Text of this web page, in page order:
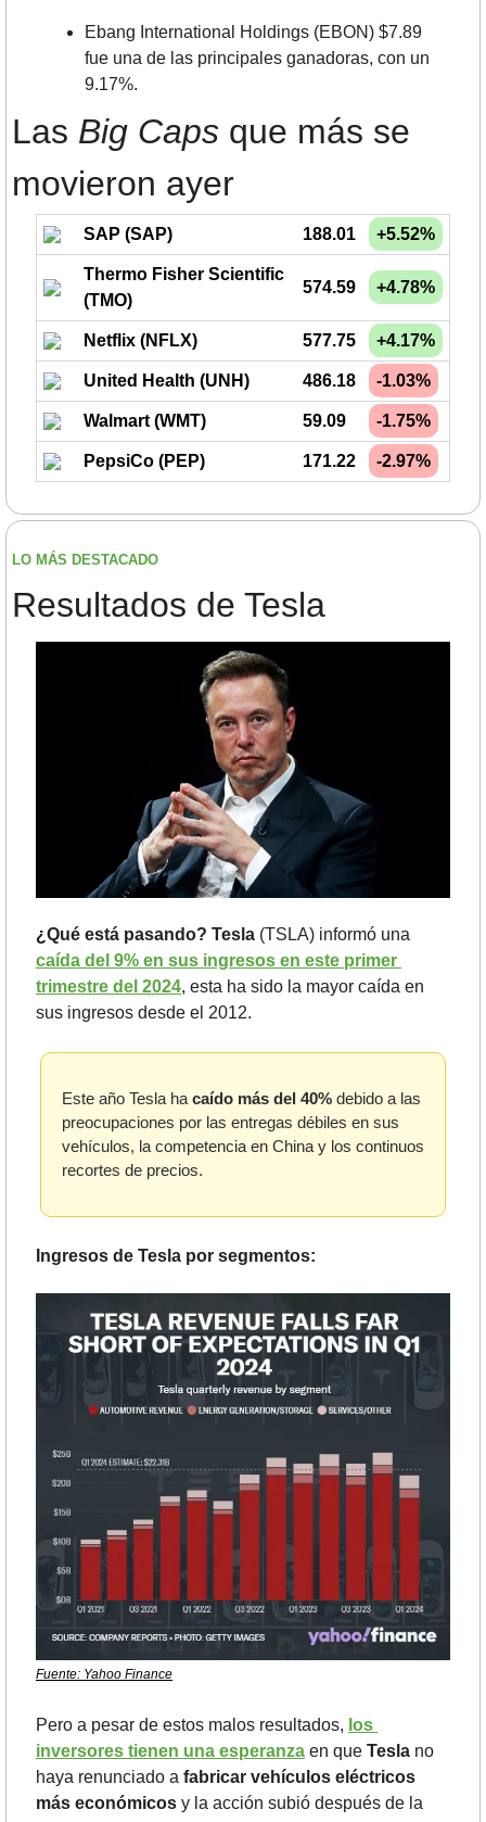
Ebang International Holdings (EBON) $7.89
fue una de las principales ganadoras, con un
9.17%.
Las Big Caps que más se
movieron ayer
SAP (SAP) 188.01 +5.52%
Thermo Fisher Scientific
(TMO)
574.59 +4.78%
Netflix (NFLX) 577.75 +4.17%
United Health (UNH) 486.18 -1.03%
Walmart (WMT) 59.09 -1.75%
PepsiCo (PEP) 171.22 -2.97%
LO MÁS DESTACADO
Resultados de Tesla
¿Qué está pasando? Tesla
caída del 9% en sus ingresos en este primer
trimestre del 2024, esta ha sido la mayor caída en
sus ingresos desde el 2012.
Este año Tesla ha caído más del 40% debido a las
preocupaciones por las entregas débiles en sus
vehículos, la competencia en China y los continuos
recortes de precios.
Ingresos de Tesla por segmentos:
Fuente: Yahoo Finance
Pero a pesar de estos malos resultados, los
inversores tienen una esperanza en que Tesla no
haya renunciado a fabricar vehículos eléctricos
más económicos y la acción subió después de la